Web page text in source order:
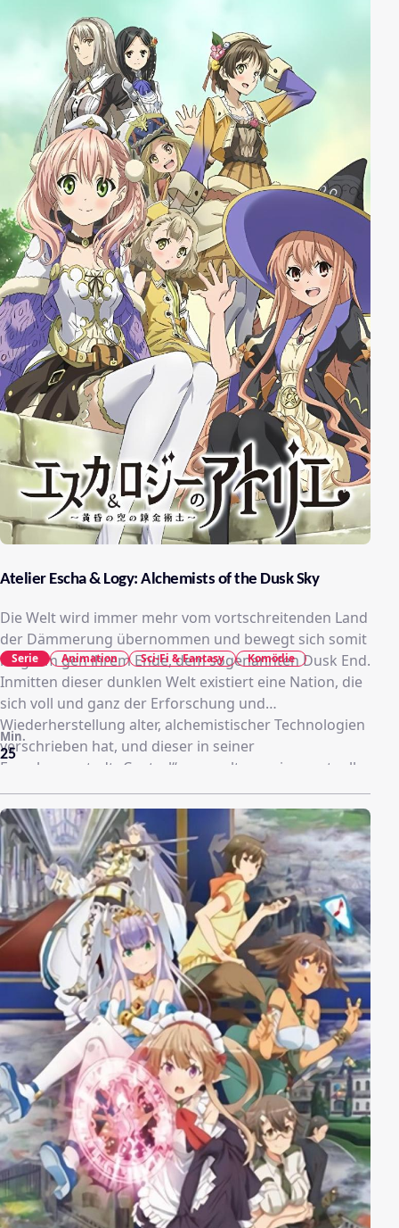
Atelier Escha & Logy: Alchemists of the Dusk Sky
Die Welt wird immer mehr vom vortschreitenden Land
der Dämmerung übernommen und bewegt sich somit
langsam gen ihrem Ende, dem sogenannten Dusk End.
Inmitten dieser dunklen Welt existiert eine Nation, die
sich voll und ganz der Erforschung und
Wiederherstellung alter, alchemistischer Technologien
verschrieben hat, und dieser in seiner
Forschungsstadt „Central“ sammelt, um sie eventuell
gegen die Dämmerung einzusetzen.
25
Min.
Serie Animation Sci-Fi & Fantasy Komödie